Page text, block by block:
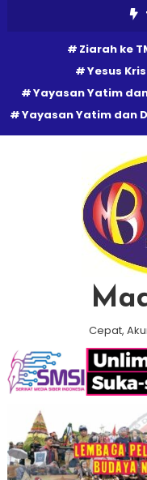
Ziarah ke
Yesus
Yayasan Yatim
Yayasan Yatim dan
Cepat,